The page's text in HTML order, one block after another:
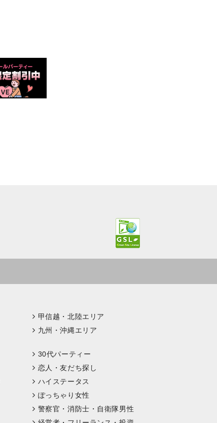
甲信越・北陸エリア
九州・沖縄エリア
30代パーティー
恋人・友だち探し
ハイステータス
ぽっちゃり女性
警察官・消防士・自衛隊男性